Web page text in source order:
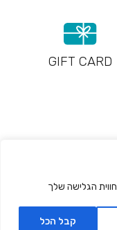
קבל הכל
GIFT CARD